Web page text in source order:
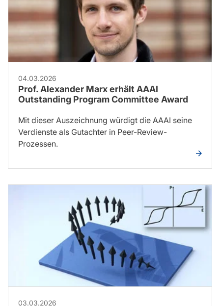
04.03.2026
Prof. Alexander Marx erhält AAAI
Outstanding Program Committee Award
Mit dieser Auszeichnung würdigt die AAAI seine
Verdienste als Gutachter in Peer-Review-
Prozessen.
03.03.2026